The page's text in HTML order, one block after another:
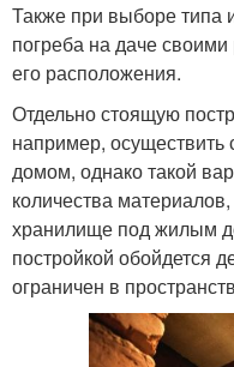
Также при выборе типа
погреба на даче
его расположения.
Отдельно стоящую
например, осуществить
домом, однако такой
количества
хранилище под жилым
постройкой обойдется
ограничен в